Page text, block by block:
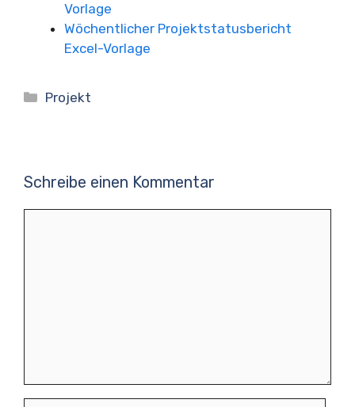
Vorlage
Wöchentlicher Projektstatusbericht
Excel-Vorlage
Kategorien
Projekt
Schreibe einen Kommentar